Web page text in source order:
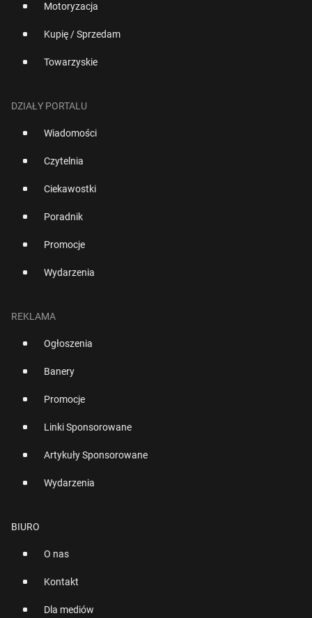
Motoryzacja
Kupię / Sprzedam
Towarzyskie
DZIAŁY PORTALU
Wiadomości
Czytelnia
Ciekawostki
Poradnik
Promocje
Wydarzenia
REKLAMA
Ogłoszenia
Banery
Promocje
Linki Sponsorowane
Artykuły Sponsorowane
Wydarzenia
BIURO
O nas
Kontakt
Dla mediów